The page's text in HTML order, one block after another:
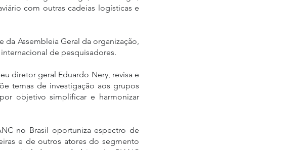
com outras cadeias logísticas e
Assembleia Geral da organização,
de pesquisadores.
diretor geral Eduardo Nery, revisa e
temas de investigação aos grupos
objetivo simplificar e harmonizar
no Brasil oportuniza espectro de
e de outros atores do segmento